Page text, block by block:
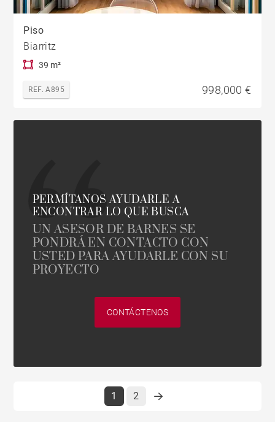
Piso
Biarritz
39 m²
REF. A895 998,000 €
PERMÍTANOS AYUDARLE A
ENCONTRAR LO QUE BUSCA
UN ASESOR DE BARNES SE
PONDRÁ EN CONTACTO CON
USTED PARA AYUDARLE CON SU
PROYECTO
CONTÁCTENOS
1 2